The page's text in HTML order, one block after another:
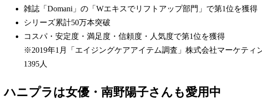
雑誌「Domani」の「Wエキスでリフトアップ部門」で第1位を獲得
シリーズ累計50万本突破
コスパ・安定度・満足度・信頼度・人気度で第1位を獲得
※2019年1月「エイジングケアアイテム調査」株式会社マーケティ
1395人
ハニプラは女優・南野陽子さんも愛用中